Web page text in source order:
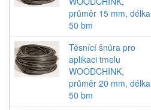
průměr 15 mm, délka
50 bm
Těsnící šnůra pro
aplikaci tmelu
WOODCHINK,
průměr 20 mm, délka
50 bm